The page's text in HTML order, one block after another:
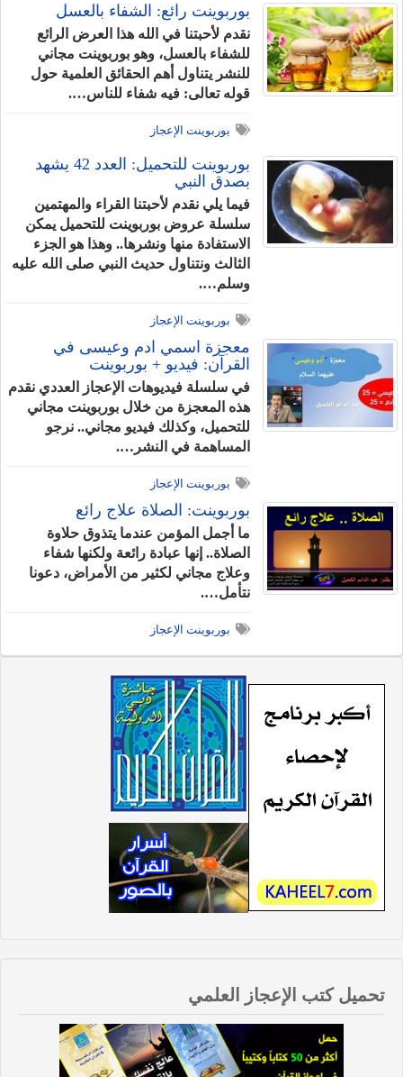
بوربوينت رائع: الشفاء بالعسل
نقدم لأحبتنا في الله هذا العرض الرائع
للشفاء بالعسل، وهو بوربوينت مجاني
للنشر يتناول أهم الحقائق العلمية حول
قوله تعالى: فيه شفاء للناس….
بوربوينت الإعجاز
بوربوينت للتحميل: العدد 42 يشهد
بصدق النبي
فيما يلي نقدم لأحبتنا القراء والمهتمين
سلسلة عروض بوربوينت للتحميل يمكن
الاستفادة منها ونشرها.. وهذا هو الجزء
الثالث ونتناول حديث النبي صلى الله عليه
وسلم….
بوربوينت الإعجاز
معجزة اسمي آدم وعيسى في
القرآن: فيديو + بوربوينت
في سلسلة فيديوهات الإعجاز العددي نقدم
هذه المعجزة من خلال بوربوينت مجاني
للتحميل، وكذلك فيديو مجاني.. نرجو
المساهمة في النشر….
بوربوينت الإعجاز
بوربوينت: الصلاة علاج رائع
ما أجمل المؤمن عندما يتذوق حلاوة
الصلاة.. إنها عبادة رائعة ولكنها شفاء
وعلاج مجاني لكثير من الأمراض، دعونا
نتأمل….
بوربوينت الإعجاز
تحميل كتب الإعجاز العلمي